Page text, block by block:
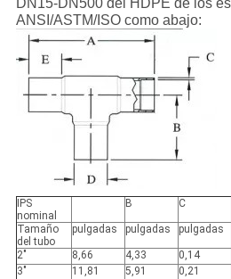
DN15-DN500 del HDPE de los
ANSI/ASTM/ISO como abajo:
IPS
nominal
B C
Tamaño
del tubo
pulgadas pulgadas pulgadas
2" 8,66 4,33 0,14
3"
11,81 5,91 0,21